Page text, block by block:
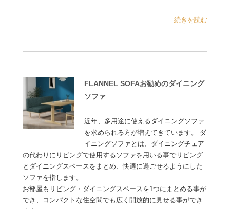
...続きを読む
FLANNEL SOFAお勧めのダイニング
ソファ
近年、多用途に使えるダイニングソファ
を求められる方が増えてきています。 ダ
イニングソファとは、ダイニングチェア
の代わりにリビングで使用するソファを用いる事でリビング
とダイニングスペースをまとめ、快適に過ごせるようにした
ソファを指します。
お部屋もリビング・ダイニングスペースを1つにまとめる事が
でき、コンパクトな住空間でも広く開放的に見せる事ができ